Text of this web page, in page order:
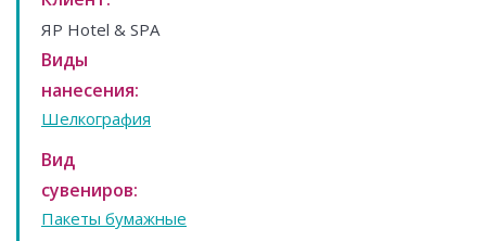
ЯР Hotel & SPA
Виды
нанесения:
Шелкография
Вид
сувениров:
Пакеты бумажные